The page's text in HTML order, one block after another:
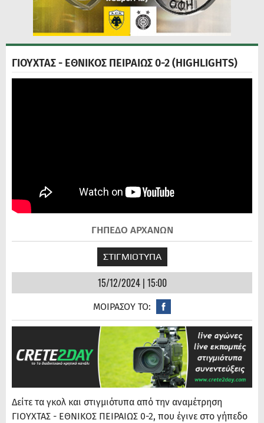
ΓΙΟΥΧΤΑΣ - ΕΘΝΙΚΟΣ ΠΕΙΡΑΙΩΣ 0-2 (HIGHLIGHTS)
ΓΗΠΕΔΟ ΑΡΧΑΝΩΝ
ΣΤΙΓΜΙΟΤΥΠΑ
15/12/2024 | 15:00
ΜΟΙΡΑΣΟΥ ΤΟ:
Δείτε τα γκολ και στιγμιότυπα από την αναμέτρηση
ΓΙΟΥΧΤΑΣ - ΕΘΝΙΚΟΣ ΠΕΙΡΑΙΩΣ 0-2, που έγινε στο γήπεδο